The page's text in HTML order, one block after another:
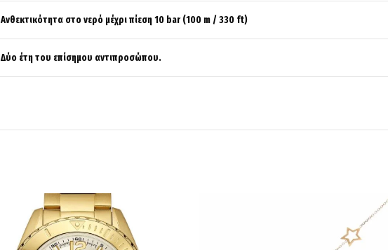
Ανθεκτικότητα στο νερό μέχρι πίεση 10 bar (100 m / 330 ft)
Δύο έτη του επίσημου αντιπροσώπου.